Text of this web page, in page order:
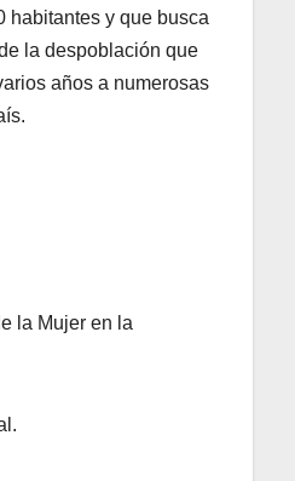
habitantes y que busca
la despoblación que
años a numerosas
la Mujer en la